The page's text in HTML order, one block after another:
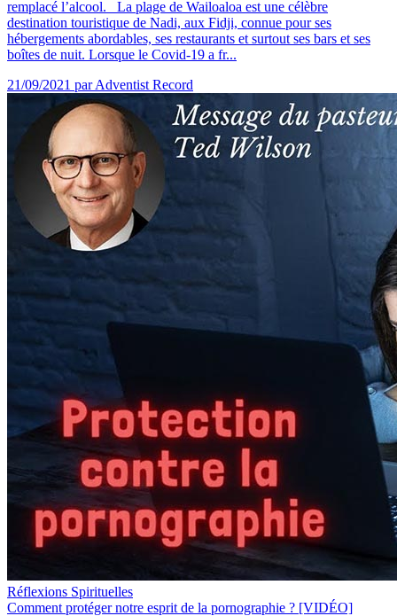
remplacé l’alcool. La plage de Wailoaloa est une célèbre
destination touristique de Nadi, aux Fidji, connue pour ses
hébergements abordables, ses restaurants et surtout ses bars et ses
boîtes de nuit. Lorsque le Covid-19 a fr...
21/09/2021 par Adventist Record
Réflexions Spirituelles
Comment protéger notre esprit de la pornographie ? [VIDÉO]